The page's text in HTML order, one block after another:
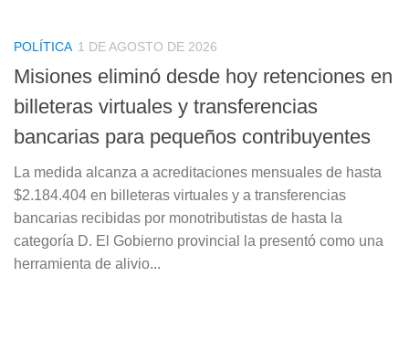
POLÍTICA 1 DE AGOSTO DE 2026
Misiones eliminó desde hoy retenciones en
billeteras virtuales y transferencias
bancarias para pequeños contribuyentes
La medida alcanza a acreditaciones mensuales de hasta
$2.184.404 en billeteras virtuales y a transferencias
bancarias recibidas por monotributistas de hasta la
categoría D. El Gobierno provincial la presentó como una
herramienta de alivio...